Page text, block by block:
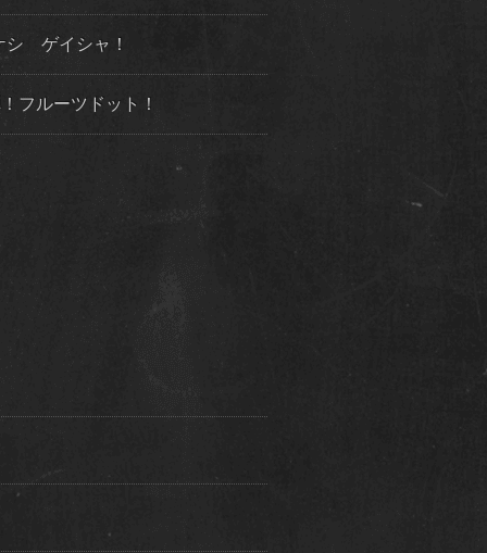
シ ゲイシャ！
フルーツドット！